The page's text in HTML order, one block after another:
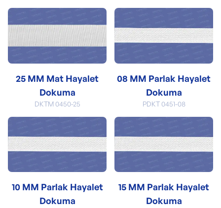
25 MM Mat Hayalet
Dokuma
DKTM 0450-25
08 MM Parlak Hayalet
Dokuma
PDKT 0451-08
10 MM Parlak Hayalet
Dokuma
15 MM Parlak Hayalet
Dokuma